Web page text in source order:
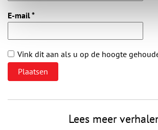
E-mail*
Vink dit aan als u op de hoogte
Lees meer